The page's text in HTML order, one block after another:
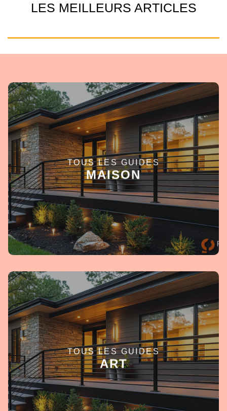
LES MEILLEURS ARTICLES
TOUS LES GUIDES
MAISON
EN SAVOIR +
TOUS LES GUIDES
ART
EN SAVOIR +